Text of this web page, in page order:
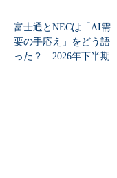
富士通とNECは「AI需
要の手応え」をどう語
った？ 2026年下半期